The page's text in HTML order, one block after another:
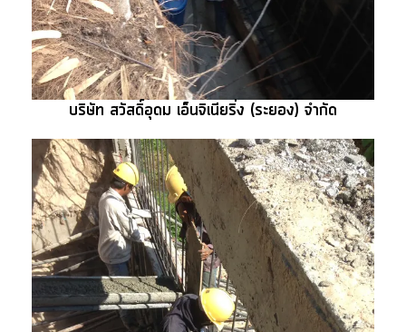
บริษัท สวัสดิ์อุดม เอ็นจิเนียริ่ง (ระยอง) จำกัด